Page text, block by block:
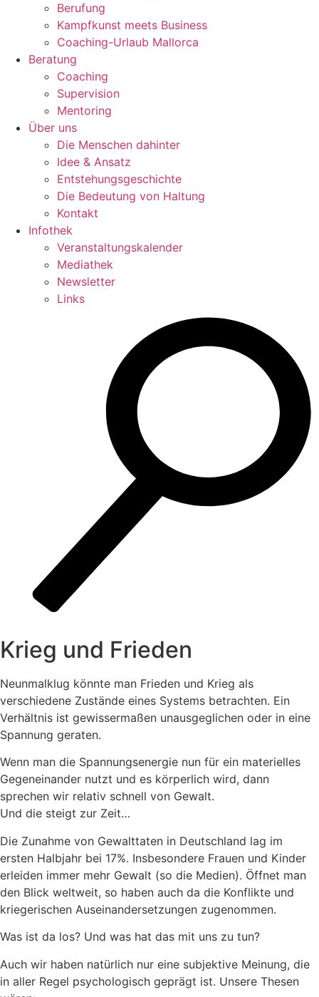
Berufung
Kampfkunst meets Business
Coaching-Urlaub Mallorca
Beratung
Coaching
Supervision
Mentoring
Über uns
Die Menschen dahinter
Idee & Ansatz
Entstehungsgeschichte
Die Bedeutung von Haltung
Kontakt
Infothek
Veranstaltungskalender
Mediathek
Newsletter
Links
Krieg und Frieden
Neunmalklug könnte man Frieden und Krieg als
verschiedene Zustände eines Systems betrachten. Ein
Verhältnis ist gewissermaßen unausgeglichen oder in eine
Spannung geraten.
Wenn man die Spannungsenergie nun für ein materielles
Gegeneinander nutzt und es körperlich wird, dann
sprechen wir relativ schnell von Gewalt.
Und die steigt zur Zeit…
Die Zunahme von Gewalttaten in Deutschland lag im
ersten Halbjahr bei 17%. Insbesondere Frauen und Kinder
erleiden immer mehr Gewalt (so die Medien). Öffnet man
den Blick weltweit, so haben auch da die Konflikte und
kriegerischen Auseinandersetzungen zugenommen.
Was ist da los? Und was hat das mit uns zu tun?
Auch wir haben natürlich nur eine subjektive Meinung, die
in aller Regel psychologisch geprägt ist. Unsere Thesen